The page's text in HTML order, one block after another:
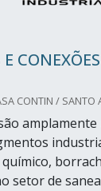
CONTIN / SANTO
setor de